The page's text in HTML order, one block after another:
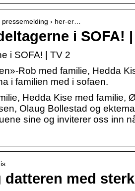
› her-er…
i SOFA!
i SOFA! | TV 2
Rob med familie, Hedda
i familien med i sofaen.
Hedda Kise med familie,
Olaug Bollestad og
sine og inviterer oss inn
datteren med